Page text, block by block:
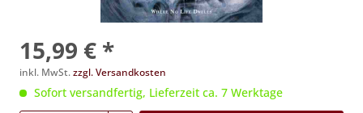
15,99 € *
inkl. MwSt.zzgl. Versandkosten
Sofort versandfertig, Lieferzeit ca. 7 Werktage